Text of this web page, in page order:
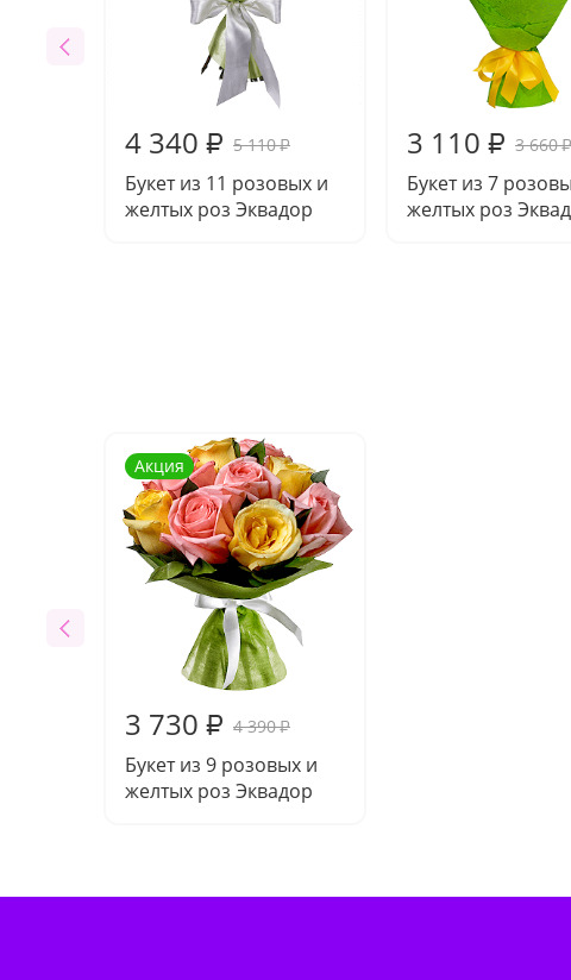
4 340 ₽ 5 110₽
Букет из 11 розовых и
желтых роз Эквадор
3 110 ₽ 3 660₽
Букет из 7
желтых роз
Акция
3 730 ₽ 4 390₽
Букет из 9 розовых и
желтых роз Эквадор